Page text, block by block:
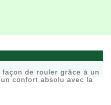
de rouler grâce à un
confort absolu avec la